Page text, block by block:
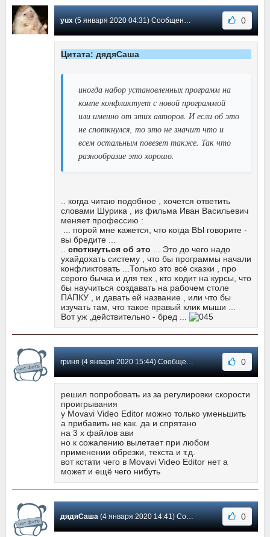
yux(5 января 2020 04:31) Сообщение #21 0
Цитата: дядяСаша
иногда набор установленных программ на
компе конфликтует с новой программой
или именно от этих авторов. И если об это
не споткнулся, то это не значит что и
всем остальным повезет также. Так что
разнообразие это хорошо.
.. когда читаю подобное , хочется ответить
словами Шурика , из фильма Иван Васильевич
меняет профессию :
... порой мне кажется, что когда ВЫ говорите -
вы бредите ...
.. споткнуться об это ... Это до чего надо
ухайдохать систему , что бы программы начали
конфликтовать ...Только это всё сказки , про
серого бычка и для тех , кто ходит на курсы, что
бы научиться создавать на рабочем столе
ПАПКУ , и давать ей название , или что бы
изучать там, что такое правый клик мыши ...
Вот уж ,действительно - бред ...
гриня (4 января 2020 15:44) Сообщение #20 0
решил попробовать из за регулировки скорости
проигрывания
у Movavi Video Editor можно только уменьшить
а прибавить не как. да и спрятано
на 3 х файлов ави
но к сожалению вылетает при любом
применении обрезки, текста и т.д.
вот кстати чего в Movavi Video Editor нет а
может и ещё чего нибуть
дядяСаша(4 января 2020 14:41) Сообщение #19 0